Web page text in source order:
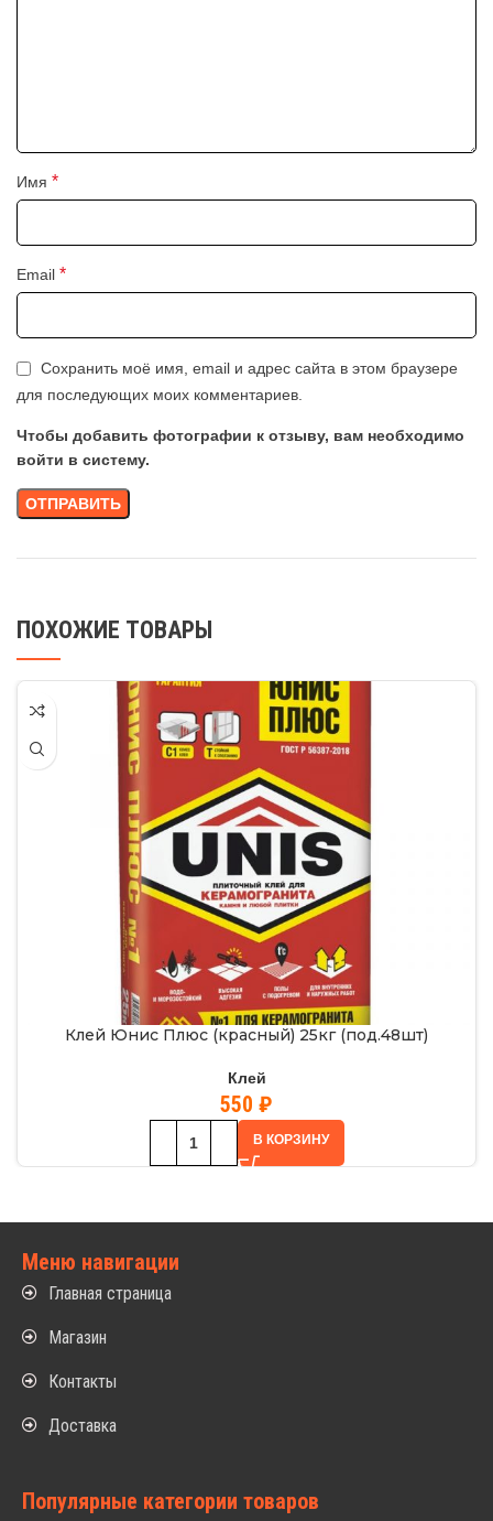
Имя *
Email *
Сохранить моё имя, email и адрес сайта в этом браузере
для последующих моих комментариев.
Чтобы добавить фотографии к отзыву, вам необходимо
войти в систему.
ПОХОЖИЕ ТОВАРЫ
Клей Юнис Плюс (красный) 25кг (под.48шт)
Клей
550 ₽
В КОРЗИНУ
Меню навигации
Главная страница
Магазин
Контакты
Доставка
Популярные категории товаров